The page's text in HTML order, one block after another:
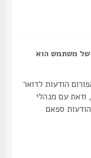
הוא
לדואר
עם מנהלי
ספאם